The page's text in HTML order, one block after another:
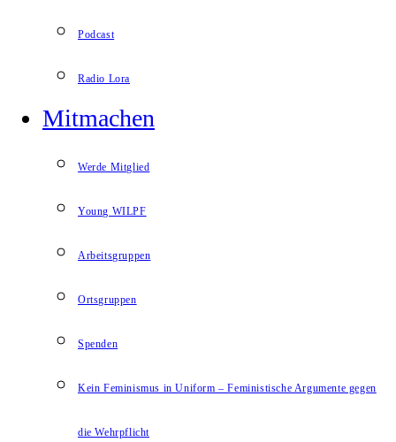
Podcast
Radio Lora
Mitmachen
Werde Mitglied
Young WILPF
Arbeitsgruppen
Ortsgruppen
Spenden
Kein Feminismus in Uniform – Feministische Argumente gegen
die Wehrpflicht